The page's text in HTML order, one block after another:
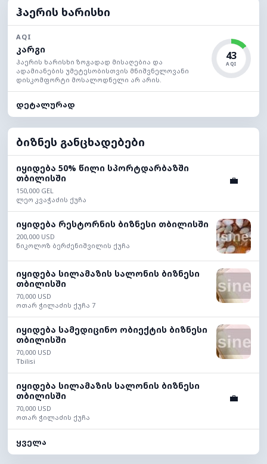
ჰაერის ხარისხი
AQI
კარგი
ჰაერის ხარისხი ზოგადად მისაღებია და
ადამიანების უმეტესობისთვის მნიშვნელოვანი
დისკომფორტი მოსალოდნელი არ არის.
43
AQI
დეტალურად
ბიზნეს განცხადებები
იყიდება 50% წილი სპორტდარბაზში
თბილისში
150,000 GEL
ლეო კვაჭაძის ქუჩა
💼
იყიდება რესტორნის ბიზნესი თბილისში
200,000 USD
ნიკოლოზ ბერძენიშვილის ქუჩა
იყიდება სილამაზის სალონის ბიზნესი
თბილისში
70,000 USD
ოთარ ჭილაძის ქუჩა 7
იყიდება სამედიცინო ობიექტის ბიზნესი
თბილისში
70,000 USD
Tbilisi
იყიდება სილამაზის სალონის ბიზნესი
თბილისში
70,000 USD
ოთარ ჭილაძის ქუჩა
💼
ყველა